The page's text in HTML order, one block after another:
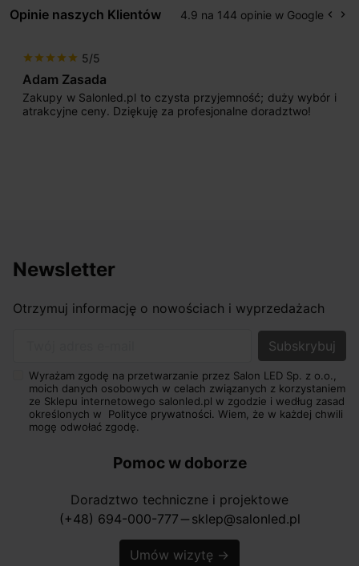
Opinie naszych Klientów 4.9 na 144 opinie w Google keyboard_arrow_left keyboard_arrow_right
star star star star star 5/5
Adam Zasada
Zakupy w Salonled.pl to czysta przyjemność; duży wybór i
atrakcyjne ceny. Dziękuję za profesjonalne doradztwo!
Newsletter
Otrzymuj informację o nowościach i wyprzedażach
Wyrażam zgodę na przetwarzanie przez Salon LED Sp. z o.o.,
moich danych osobowych w celach związanych z korzystaniem
ze Sklepu internetowego salonled.pl w zgodzie i według zasad
określonych w Polityce prywatności. Wiem, że w każdej chwili
mogę odwołać zgodę.
Pomoc w doborze
Doradztwo techniczne i projektowe
(+48) 694-000-777 horizontal_rule sklep@salonled.pl
Umów wizytę →